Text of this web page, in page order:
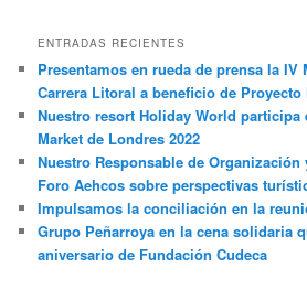
ENTRADAS RECIENTES
Presentamos en rueda de prensa la IV
Carrera Litoral a beneficio de Proyecto
Nuestro resort Holiday World participa
Market de Londres 2022
Nuestro Responsable de Organización
Foro Aehcos sobre perspectivas
Impulsamos la conciliación en la
Grupo Peñarroya en la cena solidaria
aniversario de Fundación Cudeca